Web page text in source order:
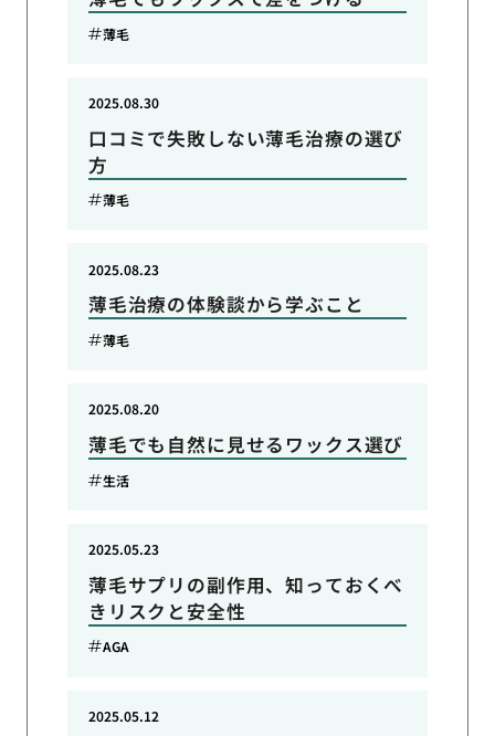
薄毛
口コミで失敗しない薄毛治療の選び
方
2025.08.30
薄毛
薄毛治療の体験談から学ぶこと
2025.08.23
薄毛
薄毛でも自然に見せるワックス選び
2025.08.20
生活
薄毛サプリの副作用、知っておくべ
きリスクと安全性
2025.05.23
AGA
2025.05.12